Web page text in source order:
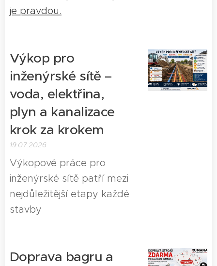
je pravdou.
Výkop pro
inženýrské sítě –
voda, elektřina,
plyn a kanalizace
krok za krokem
19.07.2026
Výkopové práce pro
inženýrské sítě patří mezi
nejdůležitější etapy každé
stavby
Doprava bagru a